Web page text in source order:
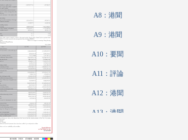
A8：港聞
A9：港聞
A10：要聞
A11：評論
A12：港聞
A13：港聞